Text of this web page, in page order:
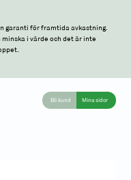
garanti för framtida avkastning.
i värde och det är inte
Bli kund Mina sidor